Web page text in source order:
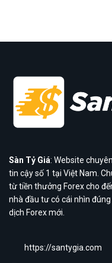
Sàn Tỷ Giá: Website
tin cậy số 1 tại Việt Nam.
từ tiền thưởng Forex cho
nhà đầu tư có cái nhìn
dịch Forex mới.
https://santygia.com